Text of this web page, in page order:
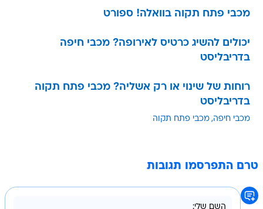
מכבי פתח תקוה בוואלה! ספורט
יכולים להשיג כרטיס לאירופה? מכבי חיפה
בדריבליסט
רוחות של שינוי או רק אשליה? מכבי פתח תקוה
בדריבליסט
מכבי חיפה מכבי פתח תקוה
טרם התפרסמו תגובות